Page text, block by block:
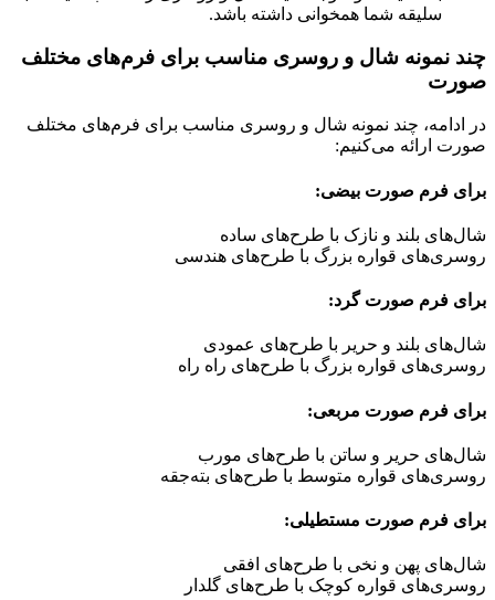
سلیقه شما همخوانی داشته باشد.
چند نمونه شال و روسری مناسب برای فرم‌های مختلف
صورت
در ادامه، چند نمونه شال و روسری مناسب برای فرم‌های مختلف
صورت ارائه می‌کنیم:
برای فرم صورت بیضی:
شال‌های بلند و نازک با طرح‌های ساده
روسری‌های قواره بزرگ با طرح‌های هندسی
برای فرم صورت گرد:
شال‌های بلند و حریر با طرح‌های عمودی
روسری‌های قواره بزرگ با طرح‌های راه راه
برای فرم صورت مربعی:
شال‌های حریر و ساتن با طرح‌های مورب
روسری‌های قواره متوسط با طرح‌های بته‌جقه
برای فرم صورت مستطیلی:
شال‌های پهن و نخی با طرح‌های افقی
روسری‌های قواره کوچک با طرح‌های گلدار